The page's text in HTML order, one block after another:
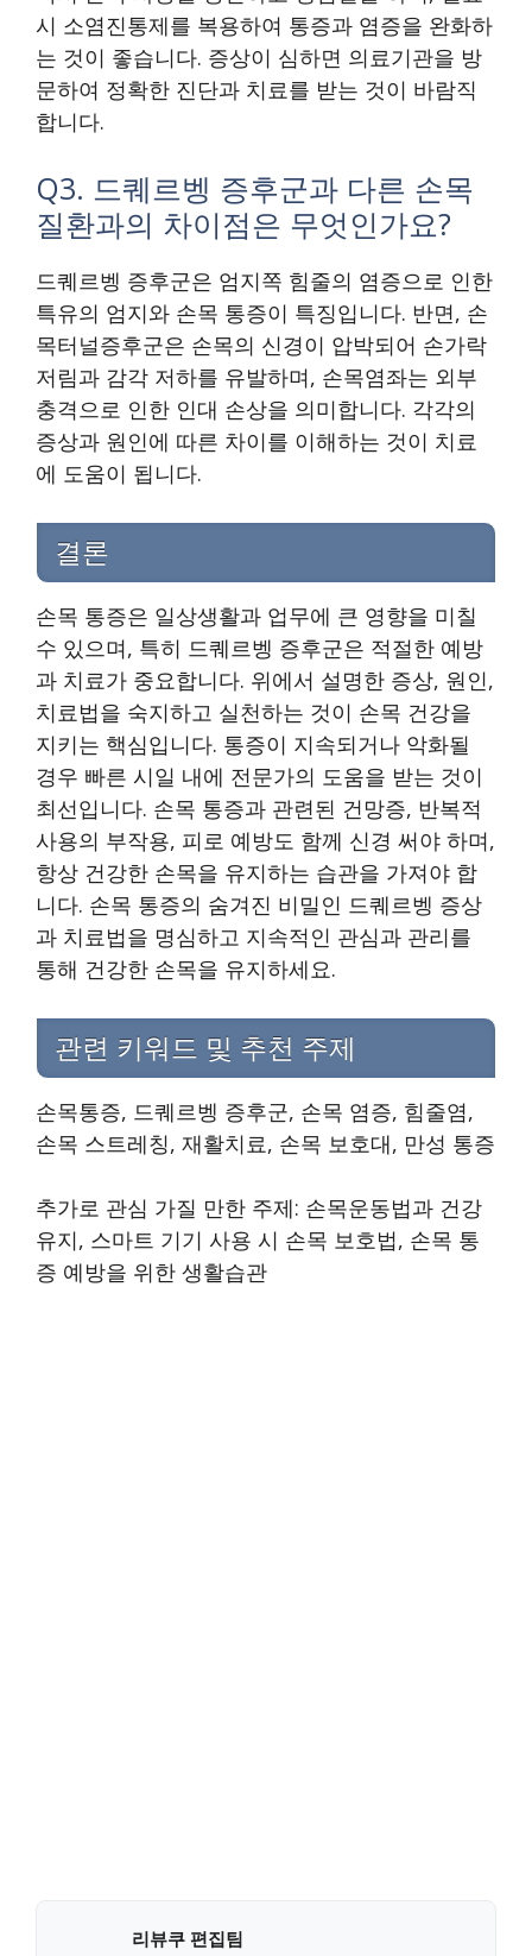
시 소염진통제를 복용하여 통증과 염증을 완화하
는 것이 좋습니다. 증상이 심하면 의료기관을 방
문하여 정확한 진단과 치료를 받는 것이 바람직
합니다.
Q3. 드퀘르벵 증후군과 다른 손목
질환과의 차이점은 무엇인가요?
드퀘르벵 증후군은 엄지쪽 힘줄의 염증으로 인한
특유의 엄지와 손목 통증이 특징입니다. 반면, 손
목터널증후군은 손목의 신경이 압박되어 손가락
저림과 감각 저하를 유발하며, 손목염좌는 외부
충격으로 인한 인대 손상을 의미합니다. 각각의
증상과 원인에 따른 차이를 이해하는 것이 치료
에 도움이 됩니다.
결론
손목 통증은 일상생활과 업무에 큰 영향을 미칠
수 있으며, 특히 드퀘르벵 증후군은 적절한 예방
과 치료가 중요합니다. 위에서 설명한 증상, 원인,
치료법을 숙지하고 실천하는 것이 손목 건강을
지키는 핵심입니다. 통증이 지속되거나 악화될
경우 빠른 시일 내에 전문가의 도움을 받는 것이
최선입니다. 손목 통증과 관련된 건망증, 반복적
사용의 부작용, 피로 예방도 함께 신경 써야 하며,
항상 건강한 손목을 유지하는 습관을 가져야 합
니다. 손목 통증의 숨겨진 비밀인 드퀘르벵 증상
과 치료법을 명심하고 지속적인 관심과 관리를
통해 건강한 손목을 유지하세요.
관련 키워드 및 추천 주제
손목통증, 드퀘르벵 증후군, 손목 염증, 힘줄염,
손목 스트레칭, 재활치료, 손목 보호대, 만성 통증
추가로 관심 가질 만한 주제: 손목운동법과 건강
유지, 스마트 기기 사용 시 손목 보호법, 손목 통
증 예방을 위한 생활습관
리뷰쿠 편집팀